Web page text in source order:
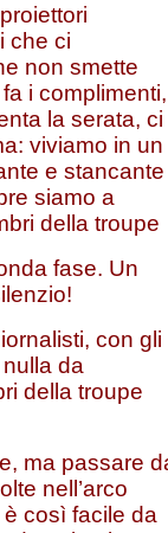
che ci
non smette
i complimenti,
la serata, ci
viviamo in un
e stancante
siamo a
della troupe
fase. Un
con gli
da
della troupe
ma passare
nell’arco
è così facile da